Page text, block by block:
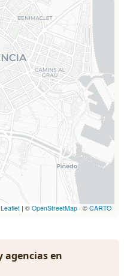
agencias en